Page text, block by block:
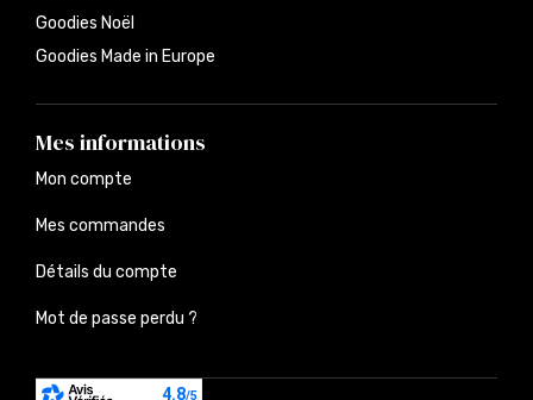
Goodies Noël
Goodies Made in Europe
Mes informations
Mon compte
Mes commandes
Détails du compte
Mot de passe perdu ?